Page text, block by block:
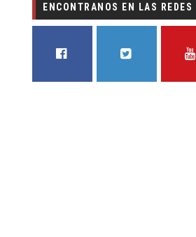
ENCONTRANOS EN LAS REDES